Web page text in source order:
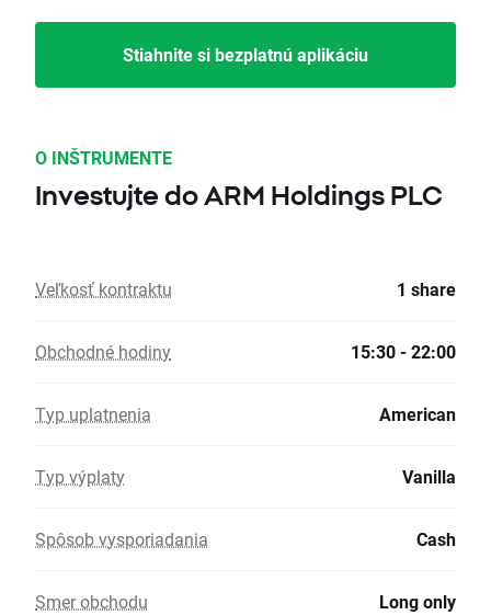
Stiahnite si bezplatnú aplikáciu
O INŠTRUMENTE
Investujte do ARM Holdings PLC
Veľkosť kontraktu 1 share
Obchodné hodiny 15:30 - 22:00
Typ uplatnenia American
Typ výplaty Vanilla
Spôsob vysporiadania Cash
Smer obchodu Long only